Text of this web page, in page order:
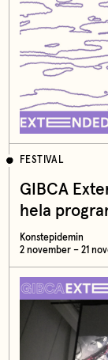
FESTIVAL
GIBCA
hela
Konstepidemin
2 november – 21